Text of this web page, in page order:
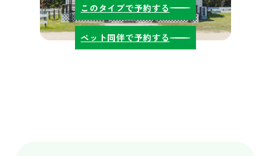
このタイプで予約する
ペット同伴で予約する